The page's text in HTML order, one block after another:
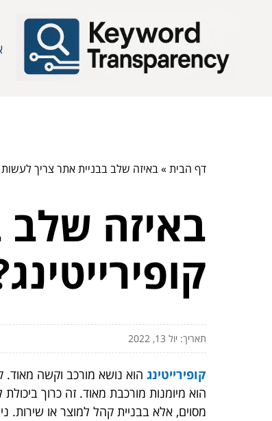
דף הבית»באיזה שלב בבניית אתר צריך לעשות
באיזה שלב
תאריך: יול 13, 2022
קופירייטינג הוא נושא מורכב וקשה מאוד.
הוא מיומנות מורכבת מאוד. זה כרוך
מסוים, אלא בבניית קהל למוצר או שירות.